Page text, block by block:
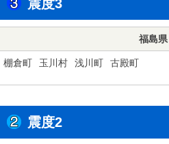
震度3
福島県
棚倉町 玉川村 浅川町 古殿町
震度2